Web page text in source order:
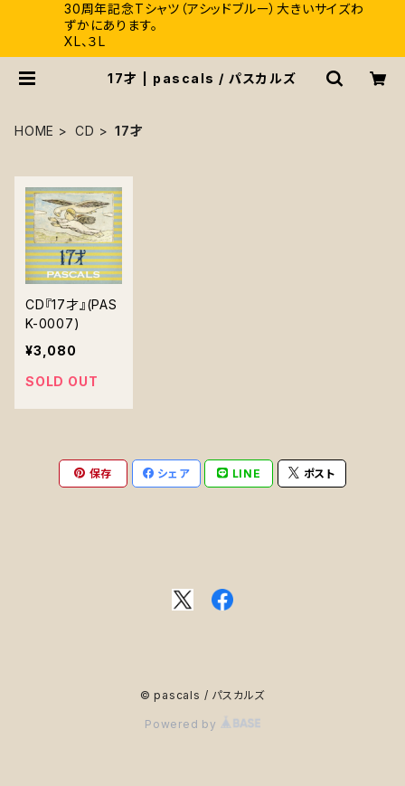
30周年記念Tシャツ（アシッドブルー）大きいサイズわ
ずかにあります。
XL、３L
17才 | pascals / パスカルズ
HOME CD 17才
CD『17才』(PAS
K-0007)
¥3,080
SOLD OUT
保存 シェア LINE ポスト
© pascals / パスカルズ
Powered by